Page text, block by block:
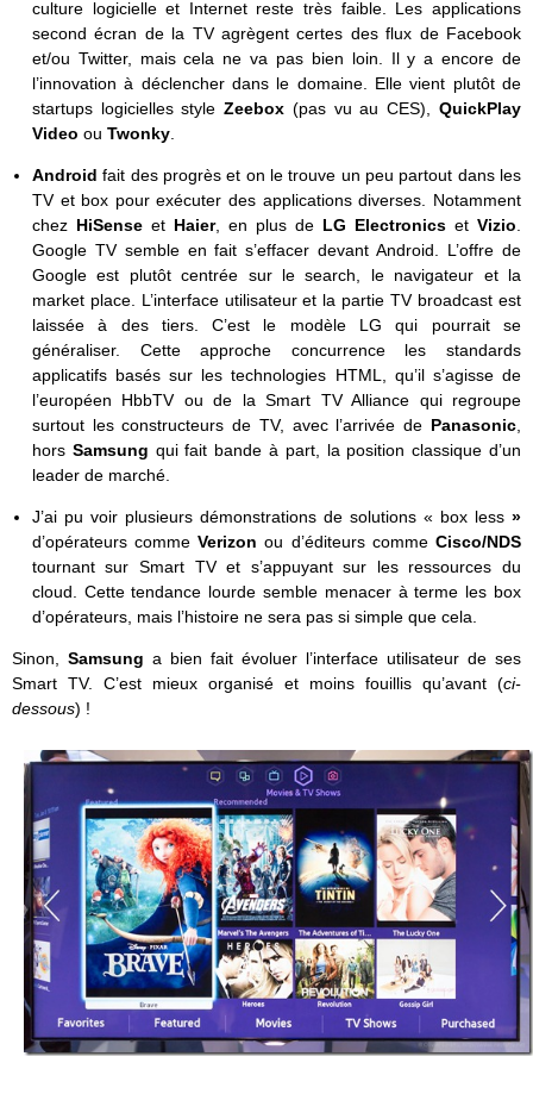
culture logicielle et Internet reste très faible. Les applications
second écran de la TV agrègent certes des flux de Facebook
et/ou Twitter, mais cela ne va pas bien loin. Il y a encore de
l’innovation à déclencher dans le domaine. Elle vient plutôt de
startups logicielles styleZeebox (pas vu au CES),QuickPlay
Video ou Twonky.
Android fait des progrès et on le trouve un peu partout dans les
TV et box pour exécuter des applications diverses. Notamment
chez HiSenseet Haier, en plus de LG Electronics etVizio.
Google TV semble en fait s’effacer devant Android. L’offre de
Google est plutôt centrée sur le search, le navigateur et la
market place. L’interface utilisateur et la partie TV broadcast est
laissée à des tiers. C’est le modèle LG qui pourrait se
généraliser. Cette approche concurrence les standards
applicatifs basés sur les technologies HTML, qu’il s’agisse de
l’européen HbbTV ou de la Smart TV Alliance qui regroupe
surtout les constructeurs de TV, avec l’arrivée de Panasonic,
hors Samsung qui fait bande à part, la position classique d’un
leader de marché.
J’ai pu voir plusieurs démonstrations de solutions « box less »
d’opérateurs commeVerizon ou d’éditeurs commeCisco/NDS
tournant sur Smart TV et s’appuyant sur les ressources du
cloud. Cette tendance lourde semble menacer à terme les box
d’opérateurs, mais l’histoire ne sera pas si simple que cela.
Sinon, Samsung a bien fait évoluer l’interface utilisateur de ses
Smart TV. C’est mieux organisé et moins fouillis qu’avant (ci-
dessous) !